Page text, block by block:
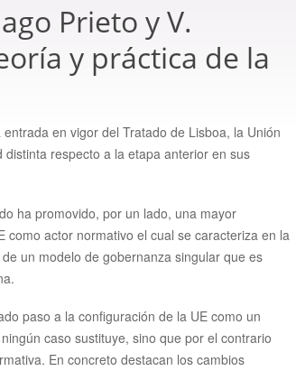
Prieto y V.
y práctica de la
en vigor del Tratado de Lisboa, la Unión
respecto a la etapa anterior en sus
ha promovido, por un lado, una mayor
como actor normativo el cual se caracteriza en la
un modelo de gobernanza singular que es
paso a la configuración de la UE como un
caso sustituye, sino que por el contrario
En concreto destacan los cambios